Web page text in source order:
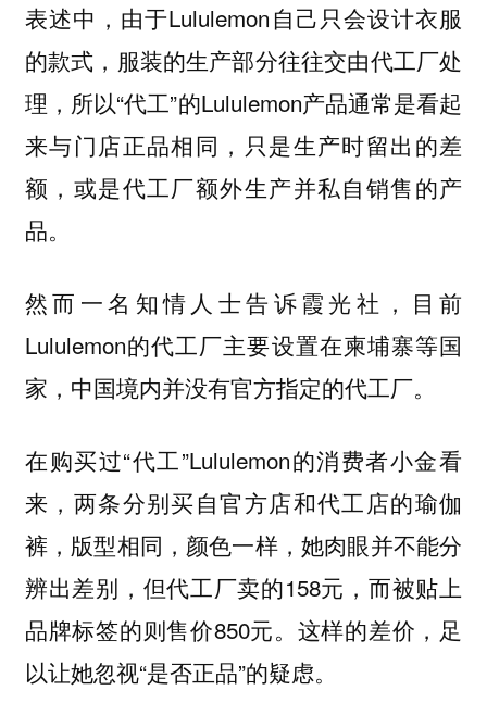
表述中，由于Lululemon自己只会设计衣服
的款式，服装的生产部分往往交由代工厂处
理，所以“代工”的Lululemon产品通常是看起
来与门店正品相同，只是生产时留出的差
额，或是代工厂额外生产并私自销售的产
品。
然而一名知情人士告诉霞光社，目前
Lululemon的代工厂主要设置在柬埔寨等国
家，中国境内并没有官方指定的代工厂。
在购买过“代工”Lululemon的消费者小金看
来，两条分别买自官方店和代工店的瑜伽
裤，版型相同，颜色一样，她肉眼并不能分
辨出差别，但代工厂卖的158元，而被贴上
品牌标签的则售价850元。这样的差价，足
以让她忽视“是否正品”的疑虑。